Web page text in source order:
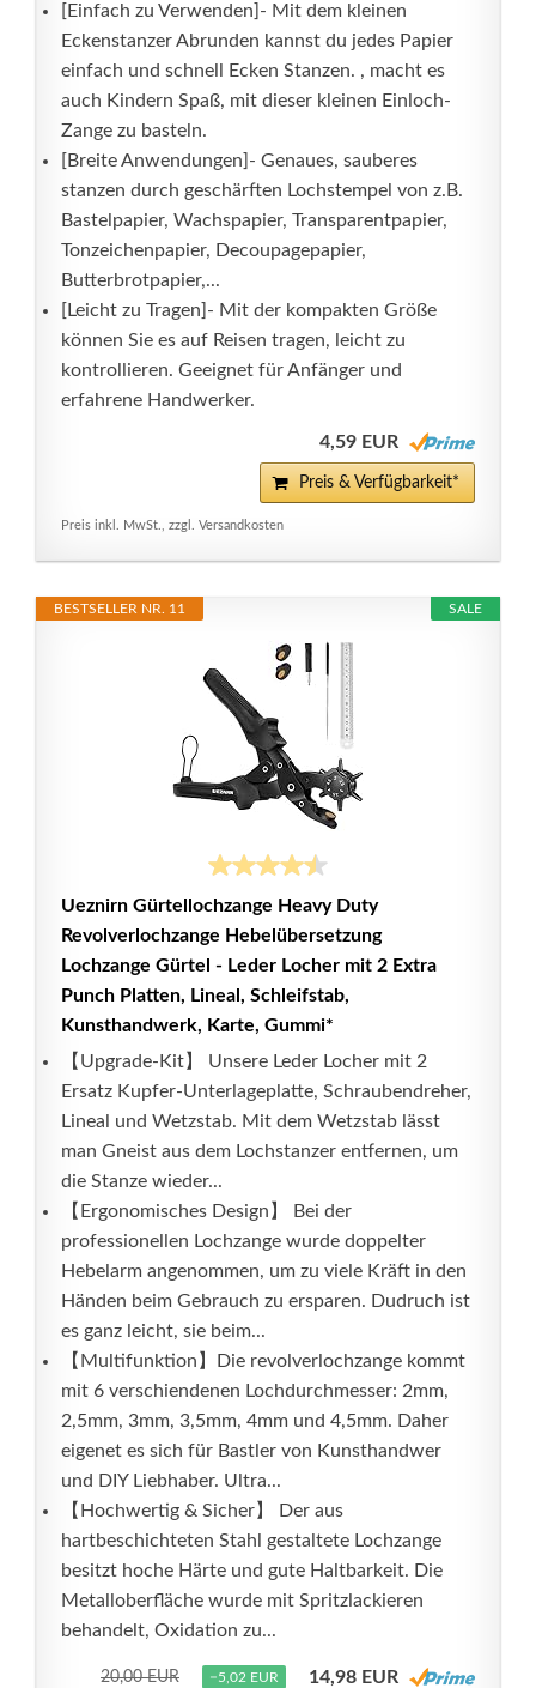
[Einfach zu Verwenden]- Mit dem kleinen
Eckenstanzer Abrunden kannst du jedes Papier
einfach und schnell Ecken Stanzen. , macht es
auch Kindern Spaß, mit dieser kleinen Einloch-
Zange zu basteln.
[Breite Anwendungen]- Genaues, sauberes
stanzen durch geschärften Lochstempel von z.B.
Bastelpapier, Wachspapier, Transparentpapier,
Tonzeichenpapier, Decoupagepapier,
Butterbrotpapier,...
[Leicht zu Tragen]- Mit der kompakten Größe
können Sie es auf Reisen tragen, leicht zu
kontrollieren. Geeignet für Anfänger und
erfahrene Handwerker.
4,59 EUR
Preis & Verfügbarkeit*
Preis inkl. MwSt., zzgl. Versandkosten
SALE
BESTSELLER NR. 11
Ueznirn Gürtellochzange Heavy Duty
Revolverlochzange Hebelübersetzung
Lochzange Gürtel - Leder Locher mit 2 Extra
Punch Platten, Lineal, Schleifstab,
Kunsthandwerk, Karte, Gummi*
【Upgrade-Kit】 Unsere Leder Locher mit 2
Ersatz Kupfer-Unterlageplatte, Schraubendreher,
Lineal und Wetzstab. Mit dem Wetzstab lässt
man Gneist aus dem Lochstanzer entfernen, um
die Stanze wieder...
【Ergonomisches Design】 Bei der
professionellen Lochzange wurde doppelter
Hebelarm angenommen, um zu viele Kräft in den
Händen beim Gebrauch zu ersparen. Dudruch ist
es ganz leicht, sie beim...
【Multifunktion】Die revolverlochzange kommt
mit 6 verschiendenen Lochdurchmesser: 2mm,
2,5mm, 3mm, 3,5mm, 4mm und 4,5mm. Daher
eigenet es sich für Bastler von Kunsthandwer
und DIY Liebhaber. Ultra...
【Hochwertig & Sicher】 Der aus
hartbeschichteten Stahl gestaltete Lochzange
besitzt hoche Härte und gute Haltbarkeit. Die
Metalloberfläche wurde mit Spritzlackieren
behandelt, Oxidation zu...
20,00 EUR −5,02 EUR 14,98 EUR